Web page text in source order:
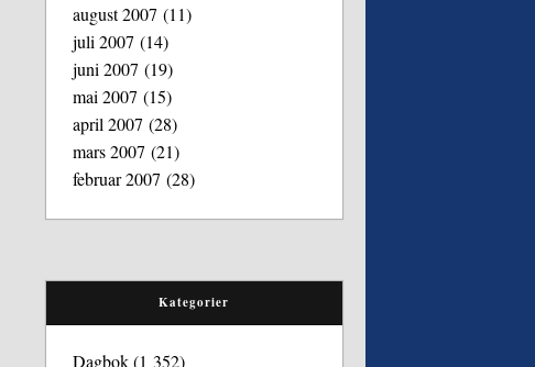
august 2007 (11)
juli 2007 (14)
juni 2007 (19)
mai 2007 (15)
april 2007 (28)
mars 2007 (21)
februar 2007 (28)
Kategorier
Dagbok(1 352)